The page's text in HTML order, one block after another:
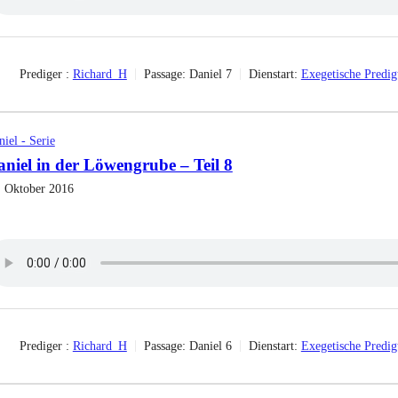
Prediger : Richard_H Passage: Daniel 7 Dienstart: Exegetische
- Serie
in der Löwengrube – Teil 8
Oktober 2016
Prediger : Richard_H Passage: Daniel 6 Dienstart: Exegetische